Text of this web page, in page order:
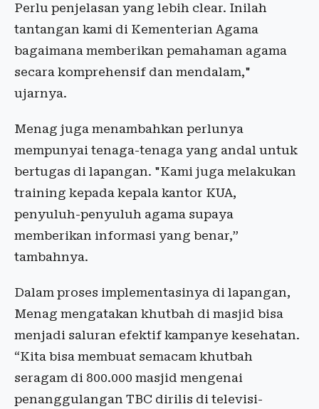
Perlu penjelasan yang lebih clear. Inilah
tantangan kami di Kementerian Agama
bagaimana memberikan pemahaman agama
secara komprehensif dan mendalam,"
ujarnya.
‎Menag juga menambahkan perlunya
mempunyai tenaga-tenaga yang andal untuk
bertugas di lapangan. ‎"Kami juga melakukan
training kepada kepala kantor KUA,
penyuluh-penyuluh agama supaya
memberikan informasi yang benar,”
tambahnya.
‎Dalam proses implementasinya di lapangan,
Menag mengatakan khutbah di masjid bisa
menjadi saluran efektif kampanye kesehatan.
“Kita bisa membuat semacam khutbah
seragam di 800.000 masjid mengenai
penanggulangan TBC dirilis di televisi-